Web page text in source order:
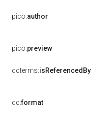
pico:author
pico:preview
dcterms:isReferencedBy
dc:format